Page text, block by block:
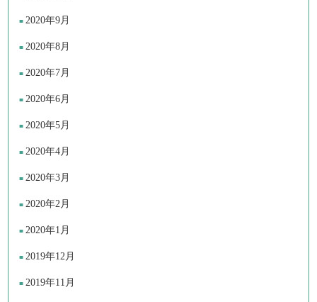
2020年9月
2020年8月
2020年7月
2020年6月
2020年5月
2020年4月
2020年3月
2020年2月
2020年1月
2019年12月
2019年11月